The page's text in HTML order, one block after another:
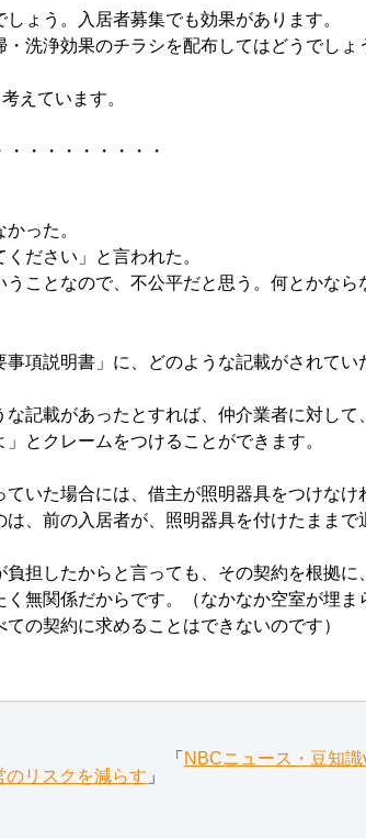
ょう。入居者募集でも効果があります。
洗浄効果のチラシを配布してはどうでし
えています。
・・・・・・・・
った。
ださい」と言われた。
ことなので、不公平だと思う。何とかなら
項説明書」に、どのような記載がされてい
記載があったとすれば、仲介業者に対し
とクレームをつけることができます。
いた場合には、借主が照明器具をつけなけ
、前の入居者が、照明器具を付けたままで
担したからと言っても、その契約を根拠に
無関係だからです。（なかなか空室が埋
の契約に求めることはできないのです）
「 NBCニュース・豆知
リスクを減らす 」